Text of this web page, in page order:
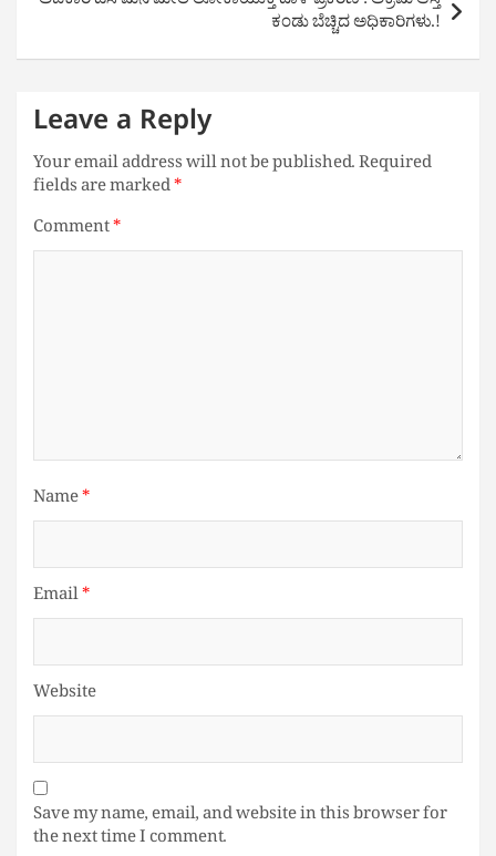
ಕಂಡು ಬೆಚ್ಚಿದ ಅಧಿಕಾರಿಗಳು.!
Leave a Reply
Your email address will not be published.Required
fields are marked*
Comment*
Name*
Email*
Website
Save my name, email, and website in this browser for
the next time I comment.